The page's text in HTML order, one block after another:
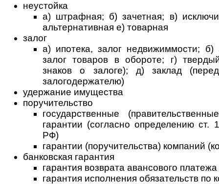
неустойка
а) штрафная; б) зачетная; в)
альтернативная е) товарная
залог
а) ипотека, залог недвижиммости;
залог товаров в обороте; г)
знаков о залоге); д) заклад
залогодержателю)
удержание имущества
поручительство
государственные
гарантии (согласно определению ст.
РФ)
гарантии (поручительства) компаний
банковская гарантия
гарантия возврата авансового платежа
гарантия исполнения обязательств по